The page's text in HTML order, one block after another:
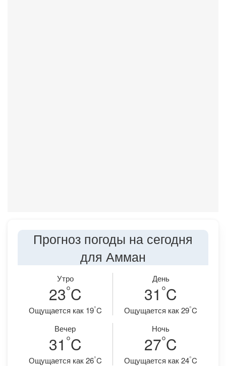
Прогноз погоды на сегодня
для Амман
Утро
23°C
Ощущается как 19°C
День
31 °C
Ощущается как 29°C
Вечер
31 °C
Ощущается как 26°C
Ночь
27°C
Ощущается как 24°C